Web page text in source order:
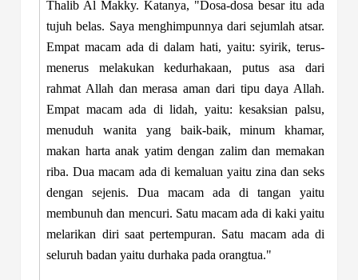
Thalib Al Makky. Katanya, "Dosa-dosa besar itu ada
tujuh belas. Saya menghimpunnya dari sejumlah atsar.
Empat macam ada di dalam hati, yaitu: syirik, terus-
menerus melakukan kedurhakaan, putus asa dari
rahmat Allah dan merasa aman dari tipu daya Allah.
Empat macam ada di lidah, yaitu: kesaksian palsu,
menuduh wanita yang baik-baik, minum khamar,
makan harta anak yatim dengan zalim dan memakan
riba. Dua macam ada di kemaluan yaitu zina dan seks
dengan sejenis. Dua macam ada di tangan yaitu
membunuh dan mencuri. Satu macam ada di kaki yaitu
melarikan diri saat pertempuran. Satu macam ada di
seluruh badan yaitu durhaka pada orangtua."